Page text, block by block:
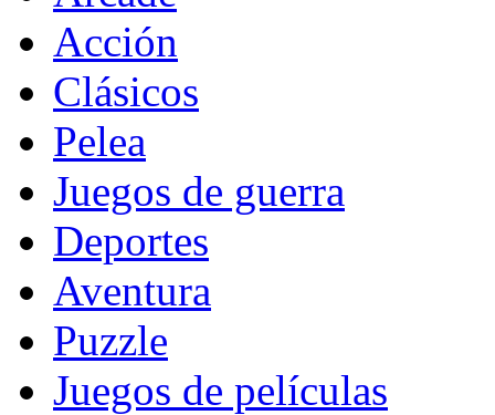
Acción
Clásicos
Pelea
Juegos de guerra
Deportes
Aventura
Puzzle
Juegos de películas